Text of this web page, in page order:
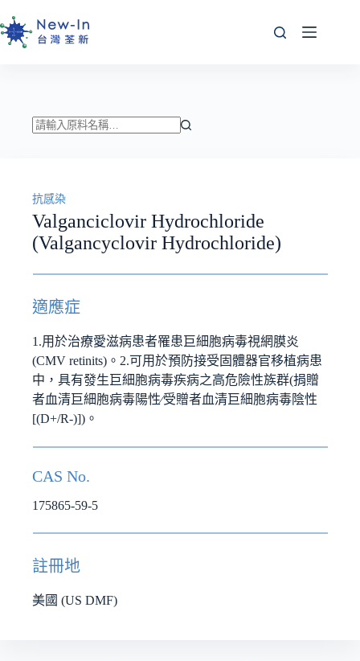
至
主
符
合
條
的
結
果
抗感染
Valganciclovir Hydrochloride
(Valgancyclovir Hydrochloride)
適應症
1.用於治療愛滋病患者罹患巨細胞病毒視網膜炎
(CMV retinits)。2.可用於預防接受固體器官移植病患
中，具有發生巨細胞病毒疾病之高危險性族群(捐贈
者血清巨細胞病毒陽性∕受贈者血清巨細胞病毒陰性
[(D+/R-)])。
CAS No.
175865-59-5
註冊地
美國 (US DMF)